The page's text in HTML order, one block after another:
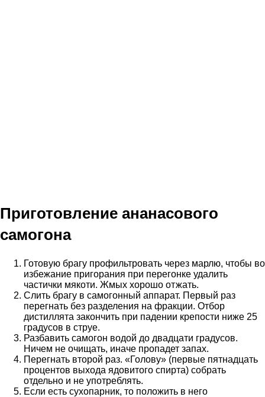
Приготовление ананасового
самогона
Готовую брагу профильтровать через марлю, чтобы во
избежание пригорания при перегонке удалить
частички мякоти. Жмых хорошо отжать.
Слить брагу в самогонный аппарат. Первый раз
перегнать без разделения на фракции. Отбор
дистиллята закончить при падении крепости ниже 25
градусов в струе.
Разбавить самогон водой до двадцати градусов.
Ничем не очищать, иначе пропадет запах.
Перегнать второй раз. «Голову» (первые пятнадцать
процентов выхода ядовитого спирта) собрать
отдельно и не употреблять.
Если есть сухопарник, то положить в него